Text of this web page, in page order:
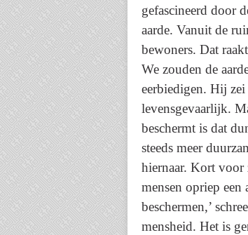
gefascineerd door
aarde. Vanuit de
bewoners. Dat
We zouden de
eerbiedigen. Hij zei
levensgevaarlijk.
beschermt is dat
steeds meer
hiernaar. Kort voor
mensen opriep een
beschermen,’
mensheid. Het is